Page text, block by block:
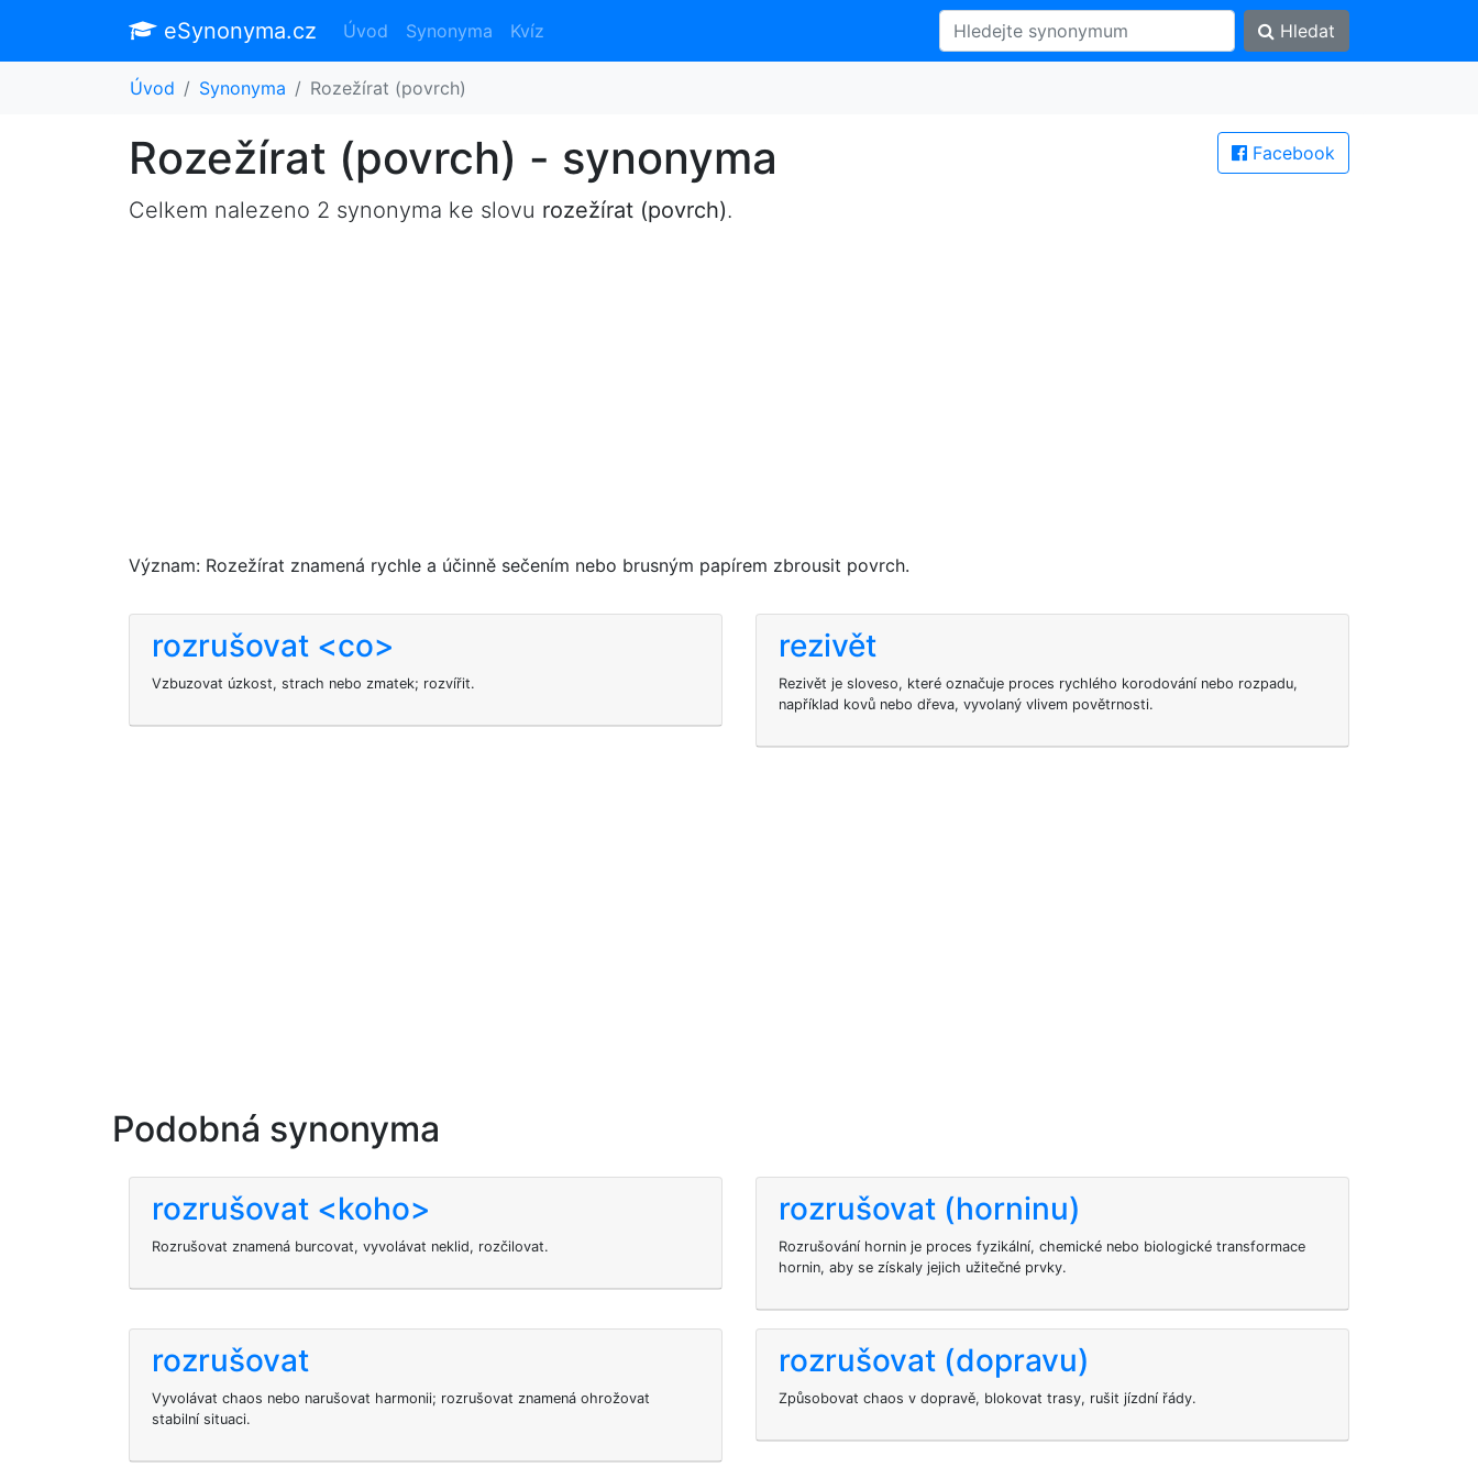
eSynonyma.cz Úvod Synonyma Kvíz Hledat
Úvod Synonyma Rozežírat (povrch)
Facebook
Rozežírat (povrch) - synonyma
Celkem nalezeno 2 synonyma ke slovu rozežírat (povrch).
Význam: Rozežírat znamená rychle a účinně sečením nebo brusným papírem zbrousit povrch.
rozrušovat <co>
Vzbuzovat úzkost, strach nebo zmatek; rozvířit.
rezivět
Rezivět je sloveso, které označuje proces rychlého korodování nebo rozpadu,
například kovů nebo dřeva, vyvolaný vlivem povětrnosti.
Podobná synonyma
rozrušovat <koho>
Rozrušovat znamená burcovat, vyvolávat neklid, rozčilovat.
rozrušovat (horninu)
Rozrušování hornin je proces fyzikální, chemické nebo biologické transformace
hornin, aby se získaly jejich užitečné prvky.
rozrušovat
Vyvolávat chaos nebo narušovat harmonii; rozrušovat znamená ohrožovat
stabilní situaci.
rozrušovat (dopravu)
Způsobovat chaos v dopravě, blokovat trasy, rušit jízdní řády.